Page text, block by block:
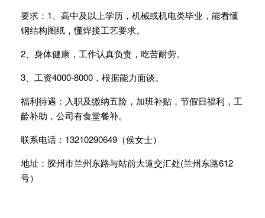
要求：1、高中及以上学历，机械或机电类毕业，能看懂
钢结构图纸，懂焊接工艺要求。
2、身体健康，工作认真负责，吃苦耐劳。
3、工资4000-8000，根据能力面谈。
福利待遇：入职及缴纳五险，加班补贴，节假日福利，工
龄补助，公司有食堂餐补。
联系电话：13210290649（侯女士）
地址：胶州市兰州东路与站前大道交汇处(兰州东路612
号）